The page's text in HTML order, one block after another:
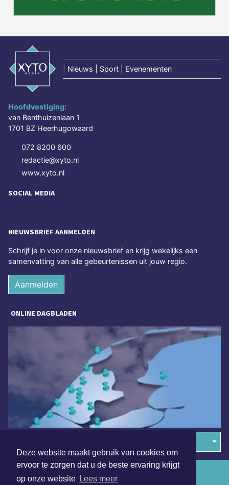
Deze website maakt gebruik van cookies om
ervoor te zorgen dat u de beste ervaring krijgt
op onze website Lees meer
Nieuws | Sport | Evenementen
Hoofdvestiging:
van Benthuizenlaan 1
1701 BZ Heerhugowaard
072 8200 600
redactie@xyto.nl
www.xyto.nl
SOCIAL MEDIA
NIEUWSBRIEF AANMELDEN
Schrijf je in voor onze nieuwsbrief en krijg wekelijks een
samenvatting van alle gebeurtenissen uit jouw regio.
Aanmelden
ONLINE DAGBLADEN